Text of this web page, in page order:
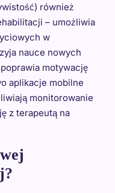
również
– umożliwia
w
nauce nowych
motywację
aplikacje mobilne
monitorowanie
z terapeutą na